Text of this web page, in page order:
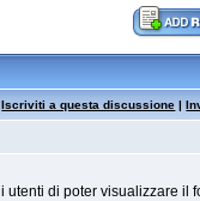
Iscriviti a questa discussione |
di poter visualizzare il